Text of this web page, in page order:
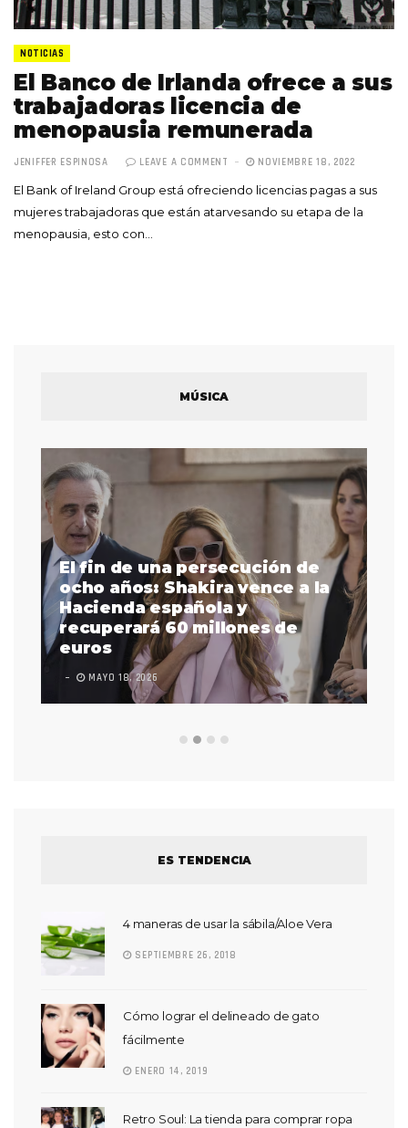
NOTICIAS
El Banco de Irlanda ofrece a sus
trabajadoras licencia de
menopausia remunerada
JENIFFER ESPINOSA LEAVE A COMMENT NOVIEMBRE 18, 2022
El Bank of Ireland Group está ofreciendo licencias pagas a sus
mujeres trabajadoras que están atarvesando su etapa de la
menopausia, esto con…
MÚSICA
El fin de una persecución de
ocho años: Shakira vence a la
Hacienda española y
recuperará 60 millones de
euros
MAYO 18, 2026
ES TENDENCIA
4 maneras de usar la sábila/Aloe Vera
SEPTIEMBRE 26, 2018
Cómo lograr el delineado de gato
fácilmente
ENERO 14, 2019
Retro Soul: La tienda para comprar ropa